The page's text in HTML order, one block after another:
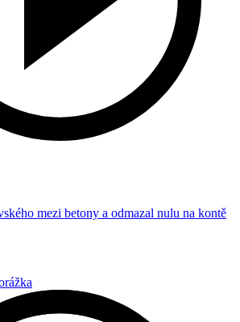
mezi betony a odmazal nulu na kontě